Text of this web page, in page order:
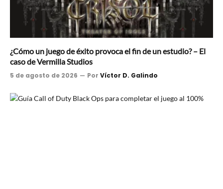
¿Cómo un juego de éxito provoca el fin de un estudio? – El
caso de Vermilla Studios
5 de agosto de 2026 Por Víctor D. Galindo